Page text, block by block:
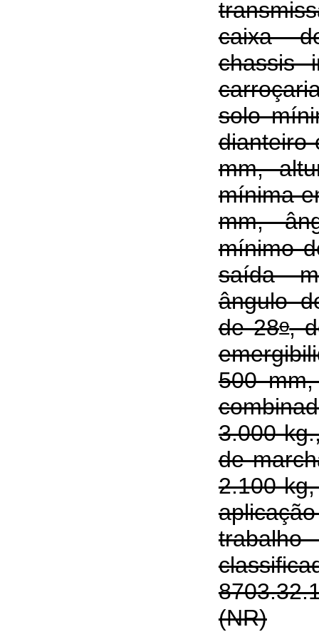
caixa
chassis
solo
dianteiro
mm,
mínima
mm,
mínimo
saída
ângulo
de 28o,
500
3.000
de
2.100
(NR)